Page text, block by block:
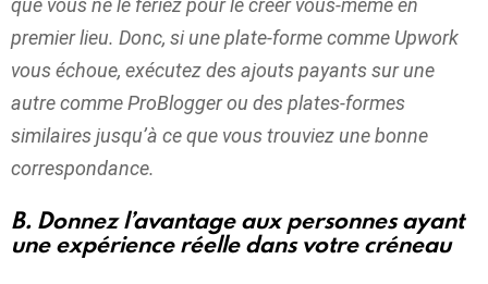
premier lieu. Donc, si une plate-forme comme Upwork
vous échoue, exécutez des ajouts payants sur une
autre comme ProBlogger ou des plates-formes
similaires jusqu’à ce que vous trouviez une bonne
correspondance.
B. Donnez l’avantage aux personnes ayant
une expérience réelle dans votre créneau